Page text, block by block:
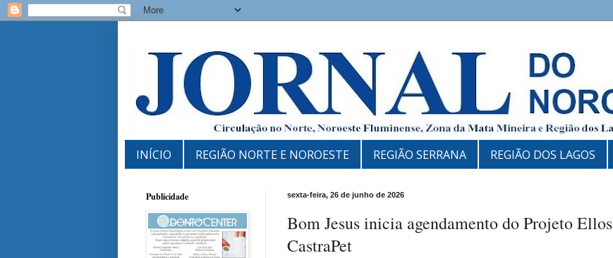
INÍCIO REGIÃO NORTE E NOROESTE REGIÃO SERRANA REGIÃO DOS LAGOS
sexta-feira, 26 de junho de 2026
Bom Jesus inicia agendamento do Projeto Ellos
CastraPet
Publicidade